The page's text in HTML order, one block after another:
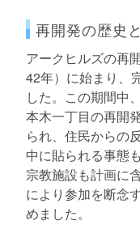
再開発の歴史
アークヒルズの再
42年）に始まり、
した。この期間中
本木一丁目の再開
られ、住民からの
中に貼られる事態
宗教施設も計画に
により参加を断念
めました。